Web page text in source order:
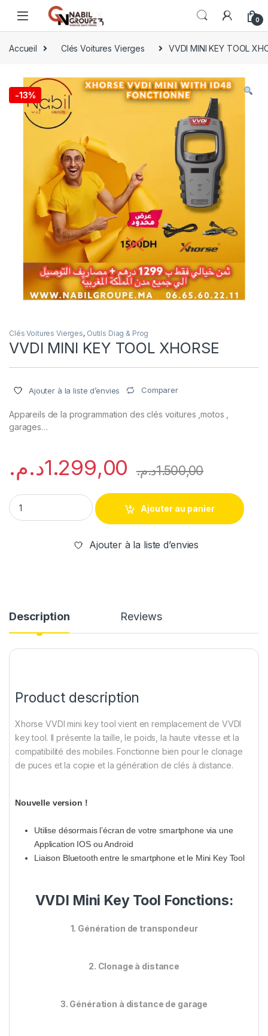
0
Accueil Clés Voitures Vierges VVDI MINI KEY TOOL
-13%
Clés Voitures Vierges, Outils Diag & Prog
VVDI MINI KEY TOOL XHORSE
Ajouter à la liste d’envies Comparer
Appareils de la programmation des clés voitures ,motos ,
garages…
1.299,00د.م. 1.500,00د.م.
Ajouter au panier
Ajouter à la liste d’envies
Description Reviews
Product description
Xhorse VVDI mini key tool vient en remplacement de VVDI
key tool. Il présente la taille, le poids, la haute vitesse et la
compatibilité des mobiles. Fonctionne bien pour le clonage
de puces et la copie et la génération de clés à distance.
Nouvelle version !
Utilise désormais l’écran de votre smartphone via une
Application IOS ou Android
Liaison Bluetooth entre le smartphone et le Mini Key Tool
VVDI Mini Key Tool Fonctions:
1. Génération de transpondeur
2. Clonage à distance
3. Génération à distance de garage